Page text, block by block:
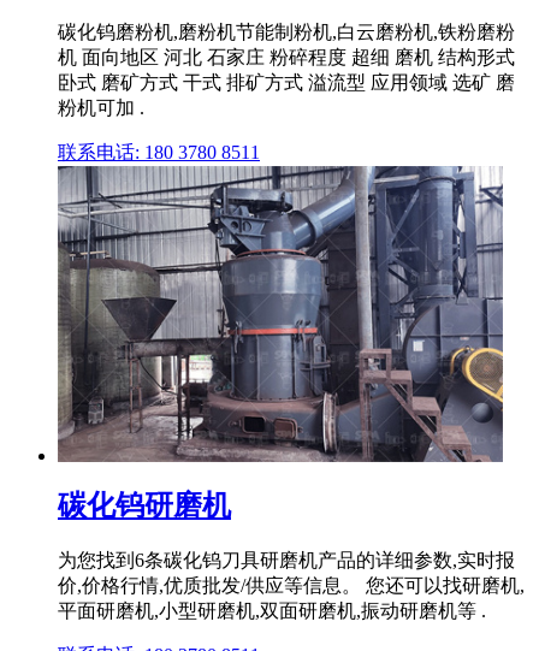
碳化钨磨粉机,磨粉机节能制粉机,白云磨粉机,铁粉磨粉
机 面向地区 河北 石家庄 粉碎程度 超细 磨机 结构形式
卧式 磨矿方式 干式 排矿方式 溢流型 应用领域 选矿 磨
粉机可加 .
联系电话: 180 3780 8511
碳化钨研磨机
为您找到6条碳化钨刀具研磨机产品的详细参数,实时报
价,价格行情,优质批发/供应等信息。 您还可以找研磨机,
平面研磨机,小型研磨机,双面研磨机,振动研磨机等 .